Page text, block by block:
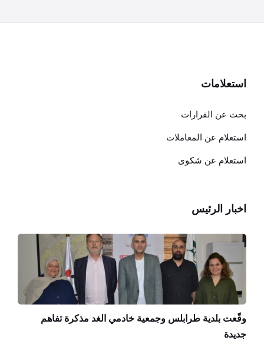
استعلامات
بحث عن القرارات
استعلام عن المعاملات
استعلام عن شكوى
اخبار الرئيس
وقّعت بلدية طرابلس وجمعية خادمي الغد مذكرة تفاهم
جديدة